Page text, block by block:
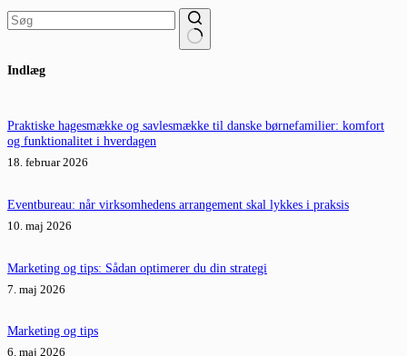
resultater
Indlæg
Praktiske hagesmække og savlesmække til danske børnefamilier: komfort
og funktionalitet i hverdagen
18. februar 2026
Eventbureau: når virksomhedens arrangement skal lykkes i praksis
10. maj 2026
Marketing og tips: Sådan optimerer du din strategi
7. maj 2026
Marketing og tips
6. maj 2026